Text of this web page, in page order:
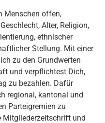
Menschen offen,
Alter, Religion,
ethnischer
Stellung. Mit einer
zu den Grundwerten
und verpflichtest Dich,
zu bezahlen. Dafür
regional, kantonal und
Parteigremien zu
Mitgliederzeitschrift und